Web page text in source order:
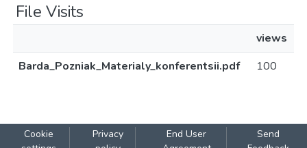
File Visits
views
Barda_Pozniak_Materialy_konferentsii.pdf
100
Cookie
Privacy
End User
Send